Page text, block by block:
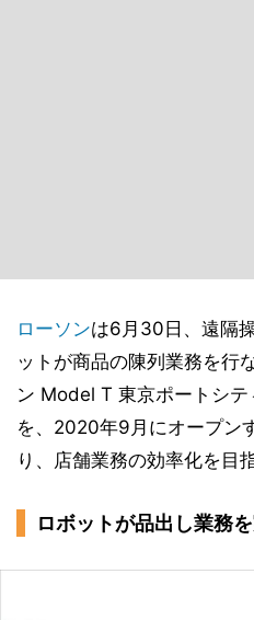
ローソンは6月30日、遠隔
ットが商品の陳列業務を行
ン Model T 東京ポートシ
を、2020年9月にオープン
り、店舗業務の効率化を目
ロボットが品出し業務